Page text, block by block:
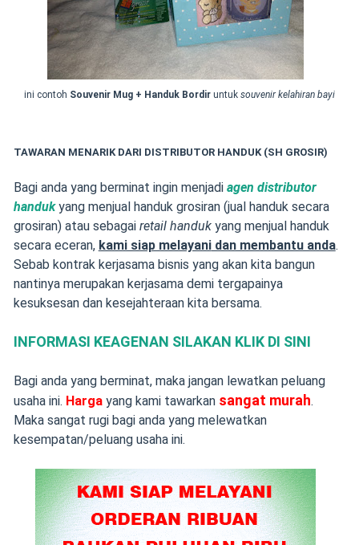
ini contoh Souvenir Mug + Handuk Bordiruntuk souvenir kelahiran bayi
TAWARAN MENARIK DARI DISTRIBUTOR HANDUK (SH GROSIR)
Bagi anda yang berminat ingin menjadi agen distributor
handukyang menjual handuk grosiran (jual handuk secara
grosiran) atau sebagai retail handukyang menjual handuk
secara eceran, kami siap melayanidan membantu anda.
Sebab kontrak kerjasama bisnis yang akan kita bangun
nantinya merupakan kerjasama demi tergapainya
kesuksesan dan kesejahteraan kita bersama.
INFORMASI KEAGENAN SILAKAN KLIK DI SINI
Bagi anda yang berminat, maka jangan lewatkan peluang
usaha ini. Hargayang kami tawarkan sangat murah.
Maka sangat rugi bagi anda yang melewatkan
kesempatan/peluang usaha ini.